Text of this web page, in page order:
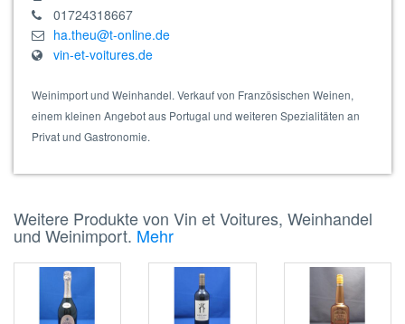
01724318667
ha.theu@t-online.de
vin-et-voitures.de
Weinimport und Weinhandel. Verkauf von Französischen Weinen,
einem kleinen Angebot aus Portugal und weiteren Spezialitäten an
Privat und Gastronomie.
Weitere Produkte von Vin et Voitures, Weinhandel
und Weinimport. Mehr